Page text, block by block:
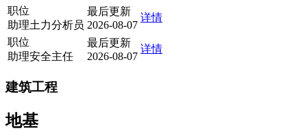
职位
助理土力分析员
最后更新
2026-08-07
详情
职位
助理安全主任
最后更新
2026-08-07
详情
建筑工程
地基